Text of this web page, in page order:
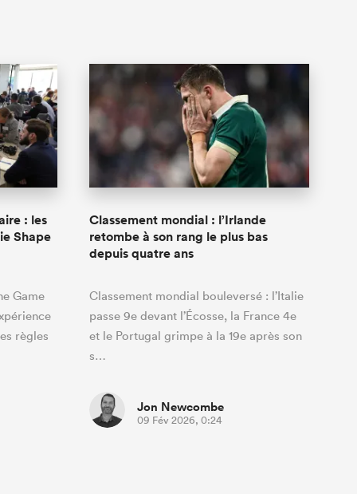
: les
Shape
Game
règles
Classement mondial : l’Irlande
retombe à son rang le plus bas
depuis quatre ans
Classement mondial bouleversé : l’Italie
passe 9e devant l’Écosse, la France 4e
et le Portugal grimpe à la 19e après son
s…
Jon Newcombe
09 Fév 2026, 0:24